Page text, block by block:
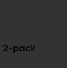
2-pack